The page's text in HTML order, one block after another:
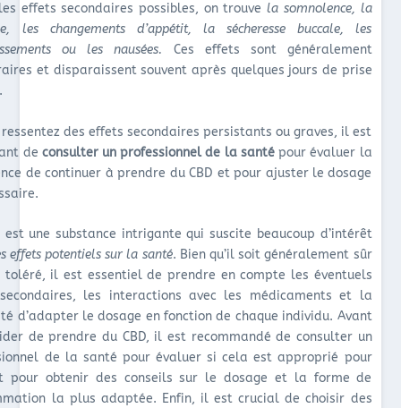
effets secondaires possibles, on trouvela somnolence, la
les changements d’appétit, la sécheresse buccale, les
ou les nausées. Ces effets sont généralement
et disparaissent souvent après quelques jours de prise
ressentez des effets secondaires persistants ou graves, il est
de consulter un professionnel de la santépour évaluer la
de continuer à prendre du CBD et pour ajuster le dosage
est une substance intrigante qui suscite beaucoup d’intérêt
effets potentiels sur la santé. Bien qu’il soit généralement sûr
toléré, il est essentiel de prendre en compte les éventuels
les interactions avec les médicaments et la
d’adapter le dosage en fonction de chaque individu. Avant
de prendre du CBD, il est recommandé de consulter un
de la santé pour évaluer si cela est approprié pour
pour obtenir des conseils sur le dosage et la forme de
la plus adaptée. Enfin, il est crucial de choisir des